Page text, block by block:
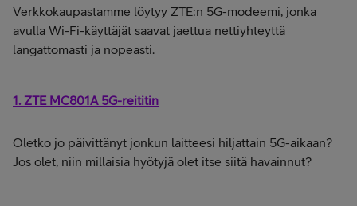
Verkkokaupastamme löytyy ZTE:n 5G-modeemi, jonka
avulla Wi-Fi-käyttäjät saavat jaettua nettiyhteyttä
langattomasti ja nopeasti.
1. ZTE MC801A 5G-reititin
Oletko jo päivittänyt jonkun laitteesi hiljattain 5G-aikaan?
Jos olet, niin millaisia hyötyjä olet itse siitä havainnut?